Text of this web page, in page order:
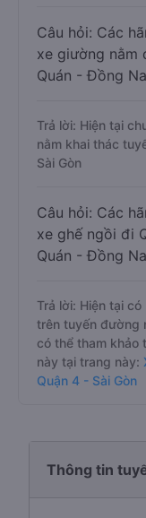
Câu hỏi: Các
xe giường nằm
Quán - Đồng
Trả lời: Hiện tại
nằm khai thác
Sài Gòn
Câu hỏi: Các
xe ghế ngồi đi
Quán - Đồng
Trả lời: Hiện tại
trên tuyến đường
có thể tham khảo
này tại trang này:
Quận 4 - Sài Gòn
Thông tin